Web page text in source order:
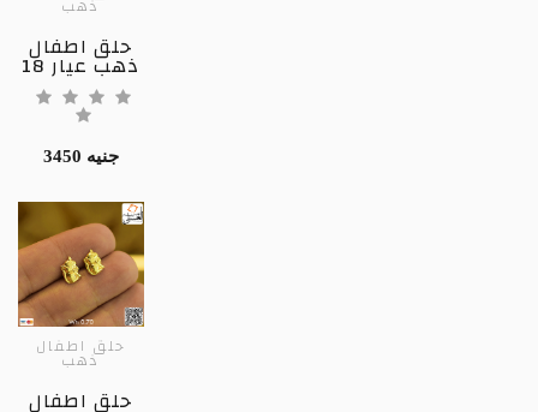
ذهب
حلق اطفال
ذهب عيار 18
3450 جنيه
حلق اطفال
ذهب
حلق اطفال